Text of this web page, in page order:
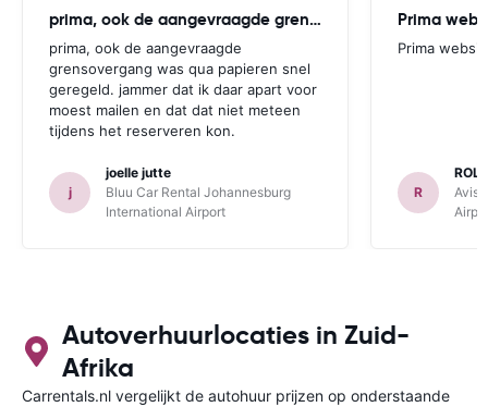
prima, ook de aangevraagde grensovergang
prima, ook de aangevraagde
grensovergang was qua papieren snel
geregeld. jammer dat ik daar apart voor
moest mailen en dat dat niet meteen
tijdens het reserveren kon.
j
joelle jutte
Bluu Car Rental Johannesburg
International Airport
Prima
Prima
R
Avis
Autoverhuurlocaties in Zuid-
Afrika
Carrentals.nl vergelijkt de autohuur prijzen op onderstaande